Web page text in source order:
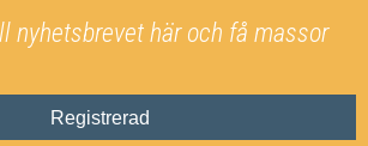
nyhetsbrevet här och få massor
Registrerad